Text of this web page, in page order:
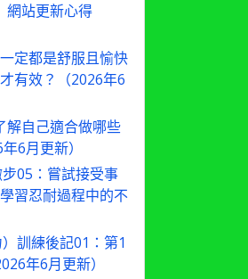
網站更新心得
定都是舒服且愉快
有效？（2026年6
解自己適合做哪些
6月更新）
05：嘗試接受事
習忍耐過程中的不
訓練後記01：第1
年6月更新）